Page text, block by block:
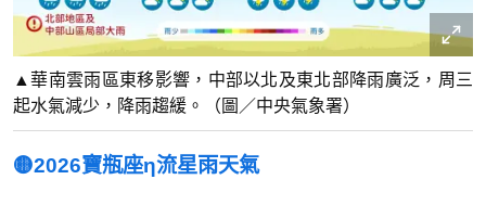
▲華南雲雨區東移影響，中部以北及東北部降雨廣泛，周三
起水氣減少，降雨趨緩。（圖／中央氣象署）
🟡2026寶瓶座η流星雨天氣